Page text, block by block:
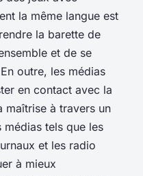
la même langue est
la barette de
et de se
outre, les médias
en contact avec la
maîtrise à travers un
médias tels que les
et les radio
à mieux